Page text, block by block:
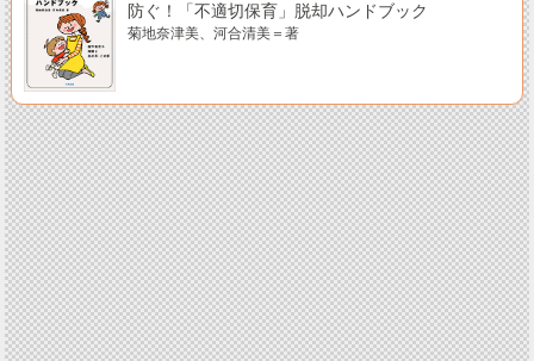
防ぐ！「不適切保育」脱却ハンドブック
菊地奈津美、河合清美＝著